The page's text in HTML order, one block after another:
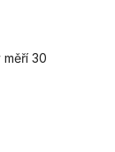
30